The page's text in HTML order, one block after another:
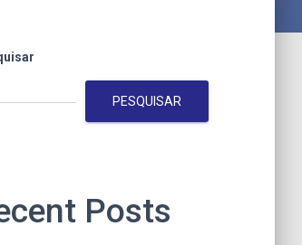
PESQUISAR
Posts